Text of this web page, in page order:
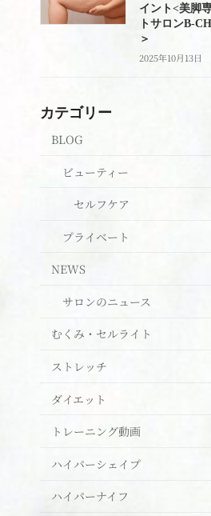
イント<美脚
トサロンB-
＞
2025年10月13日
カテゴリー
BLOG
ビューティー
セルフケア
プライベート
NEWS
サロンのニュース
むくみ・セルライト
ストレッチ
ダイエット
トレーニング動画
ハイパーシェイプ
ハイパーナイフ